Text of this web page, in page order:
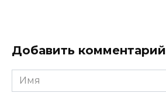
Добавить комментарий
Имя
*